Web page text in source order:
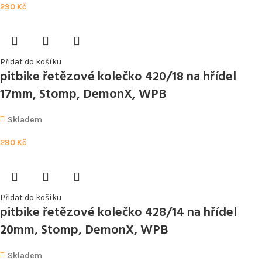
290 Kč
Přidat do košíku
pitbike řetězové kolečko 420/18 na hřídel
17mm, Stomp, DemonX, WPB
Skladem
290 Kč
Přidat do košíku
pitbike řetězové kolečko 428/14 na hřídel
20mm, Stomp, DemonX, WPB
Skladem